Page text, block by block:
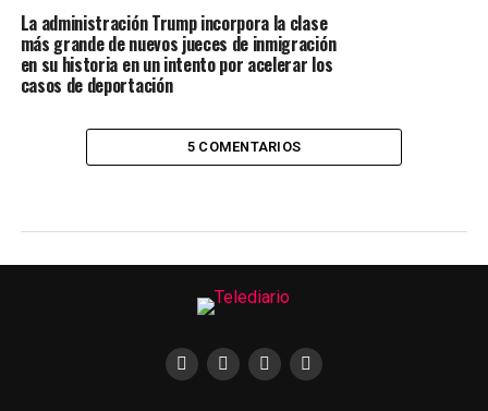
La administración Trump incorpora la clase
más grande de nuevos jueces de inmigración
en su historia en un intento por acelerar los
casos de deportación
5 COMENTARIOS